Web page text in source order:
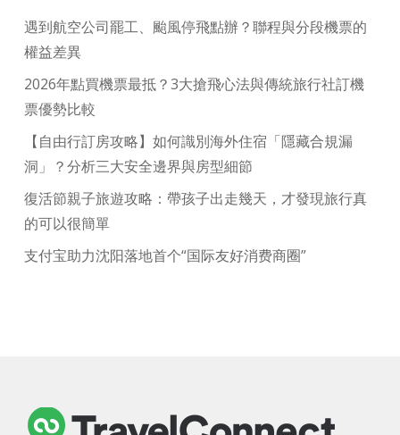
遇到航空公司罷工、颱風停飛點辦？聯程與分段機票的
權益差異
2026年點買機票最抵？3大搶飛心法與傳統旅行社訂機
票優勢比較
【自由行訂房攻略】如何識別海外住宿「隱藏合規漏
洞」？分析三大安全邊界與房型細節
復活節親子旅遊攻略：帶孩子出走幾天，才發現旅行真
的可以很簡單
支付宝助力沈阳落地首个“国际友好消费商圈”